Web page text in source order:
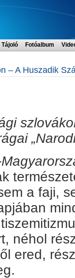
Tájoló Fotóalbum
– A Huszadik
a faji,
néhol
ered,